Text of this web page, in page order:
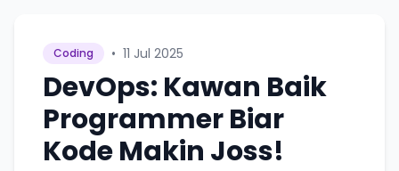
Coding • 11 Jul 2025
DevOps: Kawan Baik
Programmer Biar
Kode Makin Joss!